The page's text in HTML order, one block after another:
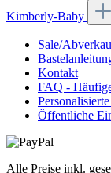
Kimberly-Baby
Sale/
Kontakt
FAQ -
Öffentliche
Alle Preise inkl.